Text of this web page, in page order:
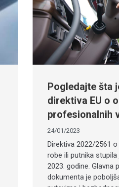
Pogledajte šta
direktiva EU o
profesionalnih
24/01/2023
Direktiva 2022/2561
robe ili putnika
2023. godine. Glavna
dokumenta je